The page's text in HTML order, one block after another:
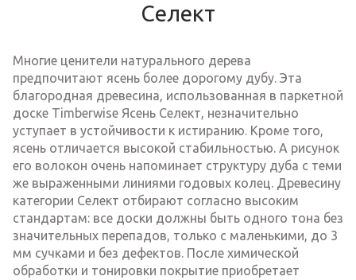
Селект
Многие ценители натурального дерева
предпочитают ясень более дорогому дубу. Эта
благородная древесина, использованная в паркетной
доске Timberwise Ясень Селект, незначительно
уступает в устойчивости к истиранию. Кроме того,
ясень отличается высокой стабильностью. А рисунок
его волокон очень напоминает структуру дуба с теми
же выраженными линиями годовых колец. Древесину
категории Селект отбирают согласно высоким
стандартам: все доски должны быть одного тона без
значительных перепадов, только с маленькими, до 3
мм сучками и без дефектов. После химической
обработки и тонировки покрытие приобретает